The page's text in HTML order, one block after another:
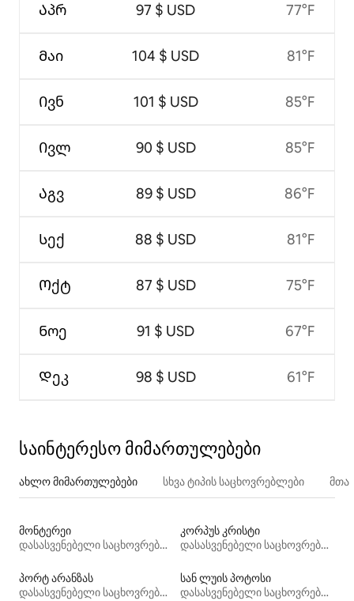
Აპრ
Მაი
Ივნ
Ივლ
Აგვ
Სექ
Ოქტ
Ნოე
Დეკ
97 $ USD
104 $ USD
101 $ USD
90 $ USD
89 $ USD
88 $ USD
87 $ USD
91 $ USD
98 $ USD
77°F
81°F
85°F
85°F
86°F
81°F
75°F
67°F
61°F
საინტერესო მიმართულებები
ახლო მიმართულებები სხვა ტიპის საცხოვრებლები
მონტერეი
დასასვენებელი საცხოვრებლები
კორპუს კრისტი
დასასვენებელი საცხოვრებლები
პორტ არანზას
დასასვენებელი საცხოვრებლები
სან ლუის პოტოსი
დასასვენებელი საცხოვრებლები